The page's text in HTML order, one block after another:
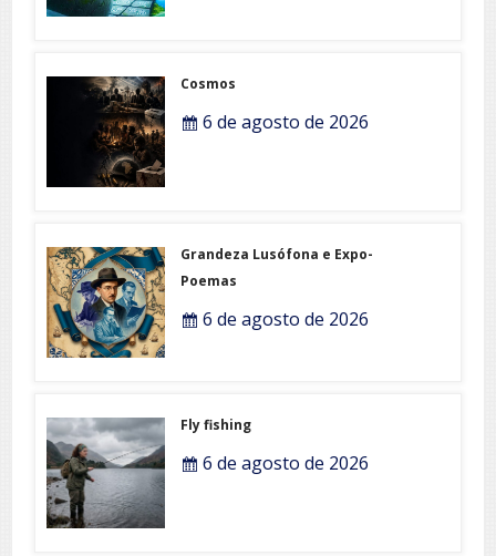
Cosmos
6 de agosto de 2026
Grandeza Lusófona e Expo-
Poemas
6 de agosto de 2026
Fly fishing
6 de agosto de 2026